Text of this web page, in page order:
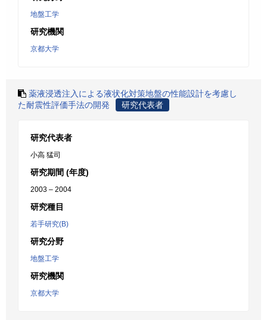
地盤工学
研究機関
京都大学
薬液浸透注入による液状化対策地盤の性能設計を考慮し
た耐震性評価手法の開発
研究代表者
研究代表者
小高 猛司
研究期間 (年度)
2003 – 2004
研究種目
若手研究(B)
研究分野
地盤工学
研究機関
京都大学